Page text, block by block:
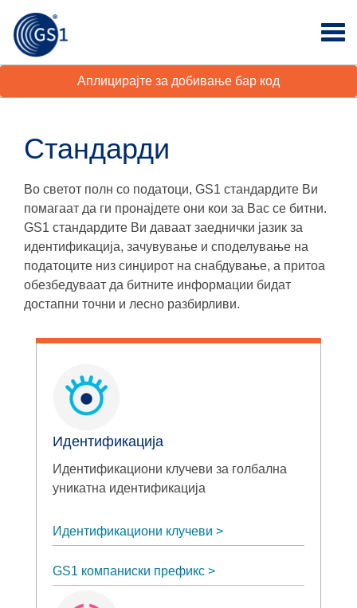
Аплицирајте за добивање бар код
Стандарди
Во светот полн со податоци, GS1 стандардите Ви
помагаат да ги пронајдете они кои за Вас се битни.
GS1 стандардите Ви даваат заеднички јазик за
идентификација, зачувување и споделување на
податоците низ синџирот на снабдување, а притоа
обезбедуваат да битните информации бидат
достапни точни и лесно разбирливи.
Идентификација
Идентификациони клучеви за голбална
уникатна идентификација
Идентификациони клучеви
GS1 компаниски префикс